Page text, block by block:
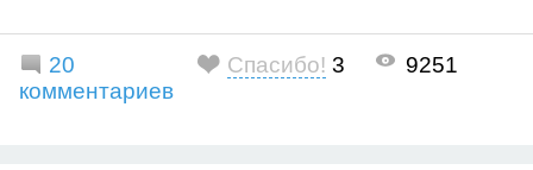
20
комментариев
Спасибо! 3 9251